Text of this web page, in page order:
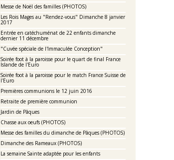
Messe de Noël des familles (PHOTOS)
Les Rois Mages au "Rendez-vous" Dimanche 8 janvier
2017
Entrée en catéchuménat de 22 enfants dimanche
dernier 11 décembre
"Cuvée spéciale de l'Immaculée Conception"
Soirée foot à la paroisse pour le quart de final France
Islande de l'Euro
Soirée foot à la paroisse pour le match France Suisse de
l'Euro
Premières communions le 12 juin 2016
Retraite de première communion
Jardin de Pâques
Chasse aux oeufs (PHOTOS)
Messe des familles du dimanche de Pâques (PHOTOS)
Dimanche des Rameaux (PHOTOS)
La semaine Sainte adaptée pour les enfants